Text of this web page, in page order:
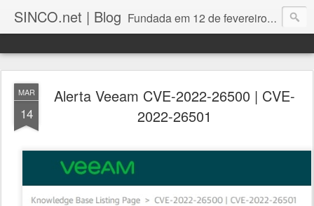
SINCO.net | Blog Fundada em 12 de fevereiro de 1982. Fabricante brasileira de servidores e workstations. Certificações: Intel Technology Provider Platinum, Seagate Storage Solution Provider, Kingston Premium Reseller, Nilko Design Partner.
MAR
14
Alerta Veeam CVE-2022-26500 | CVE-
2022-26501